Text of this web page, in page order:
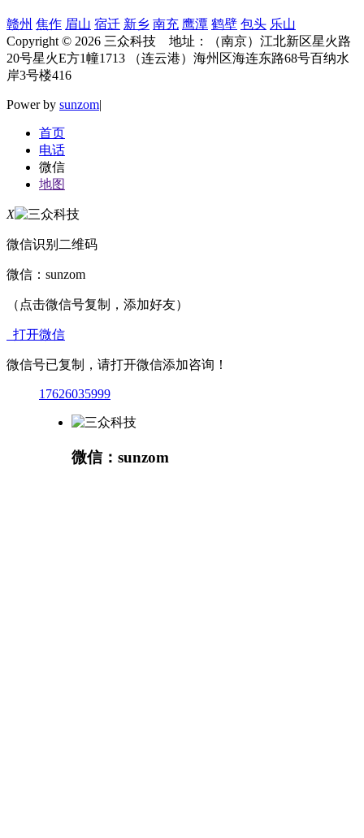
赣州 焦作 眉山 宿迁 新乡 南充 鹰潭 鹤壁 包头 乐山
Copyright © 2026 三众科技 地址：（南京）江北新区星火路
20号星火E方1幢1713 （连云港）海州区海连东路68号百纳水
岸3号楼416
Power by sunzom|
首页
电话
微信
地图
X
微信识别二维码
微信： sunzom
（点击微信号复制，添加好友）
打开微信
微信号已复制，请打开微信添加咨询！
17626035999
微信：sunzom